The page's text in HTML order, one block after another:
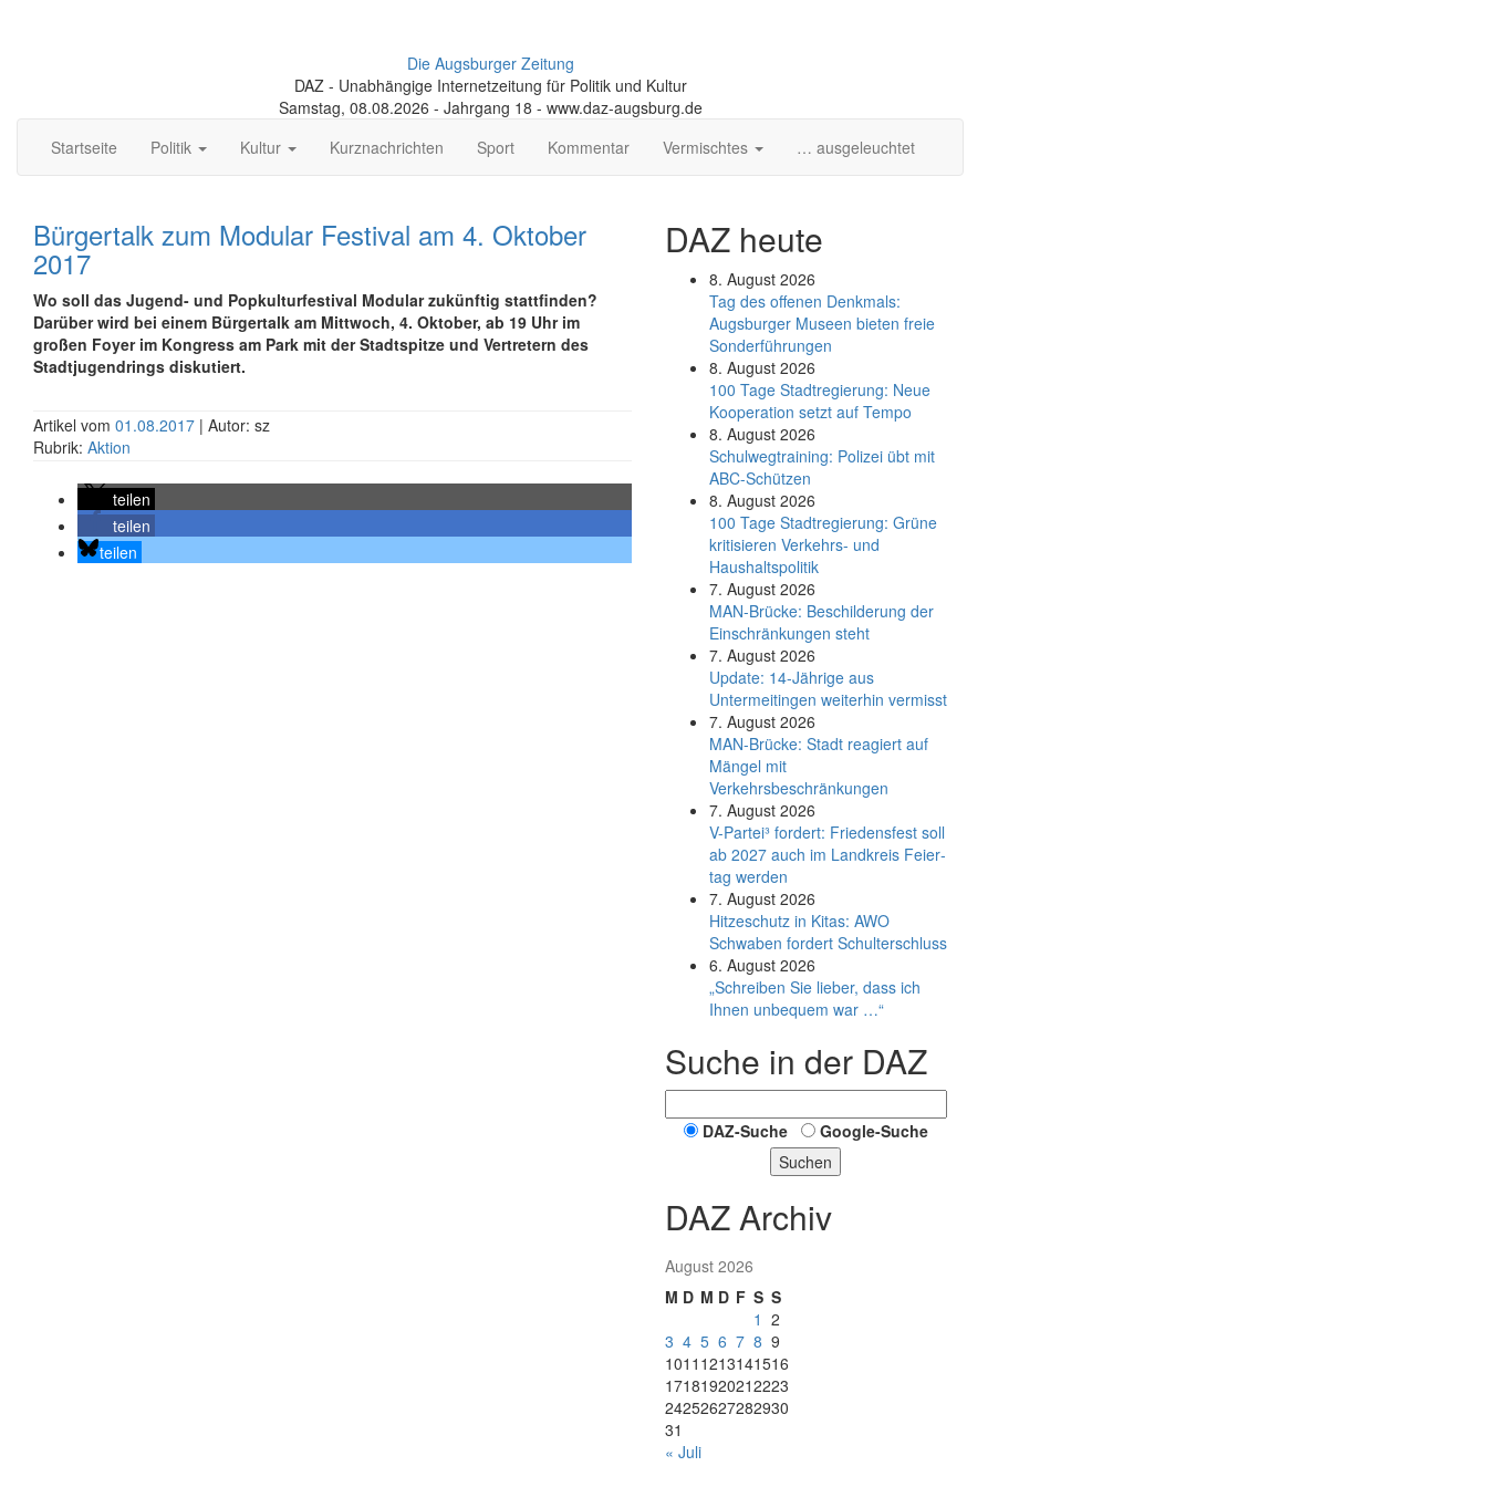
Die Augsburger Zeitung
DAZ - Unabhängige Internetzeitung für Politik und Kultur
Samstag, 08.08.2026 - Jahrgang 18 - www.daz-augsburg.de
Startseite
Politik Kultur Kurznachrichten Sport Kommentar Vermischtes … ausgeleuchtet
Bürgertalk zum Modular Festival am 4. Oktober
2017
Wo soll das Jugend- und Popkulturfestival Modular zukünftig stattfinden?
Darüber wird bei einem Bürgertalk am Mittwoch, 4. Oktober, ab 19 Uhr im
großen Foyer im Kongress am Park mit der Stadtspitze und Vertretern des
Stadtjugendrings diskutiert.
Artikel vom 01.08.2017 | Autor: sz
Rubrik: Aktion
teilen
teilen
teilen
DAZ heute
8. August 2026
Tag des offenen Denkmals:
Augsburger Museen bieten freie
Sonderführungen
8. August 2026
100 Tage Stadtregierung: Neue
Kooperation setzt auf Tempo
8. August 2026
Schul­weg­trai­ning: Poli­zei übt mit
ABC-Schüt­zen
8. August 2026
100 Tage Stadtregierung: Grüne
kritisieren Verkehrs- und
Haushaltspolitik
7. August 2026
MAN-Brücke: Beschilderung der
Einschränkungen steht
7. August 2026
Update: 14-Jährige aus
Untermeitingen weiterhin vermisst
7. August 2026
MAN-Brücke: Stadt reagiert auf
Mängel mit
Verkehrsbeschränkungen
7. August 2026
V-Partei­³ fordert: Friedens­fest soll
ab 2027 auch im Land­kreis Feier­
tag werden
7. August 2026
Hitzeschutz in Kitas: AWO
Schwaben fordert Schulterschluss
6. August 2026
„Schreiben Sie lieber, dass ich
Ihnen unbequem war …“
Suche in der DAZ
DAZ-Suche
Google-Suche
Suchen
DAZ Archiv
August 2026
M D M D F S S
1 2
3 4 5 6 7 8 9
1011 1213141516
17181920212223
24252627282930
31
« Juli